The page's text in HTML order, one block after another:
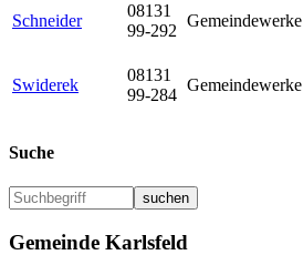
Schneider
08131
99-292
Gemeindewerke
Swiderek
08131
99-284
Gemeindewerke
Suche
suchen
Gemeinde Karlsfeld